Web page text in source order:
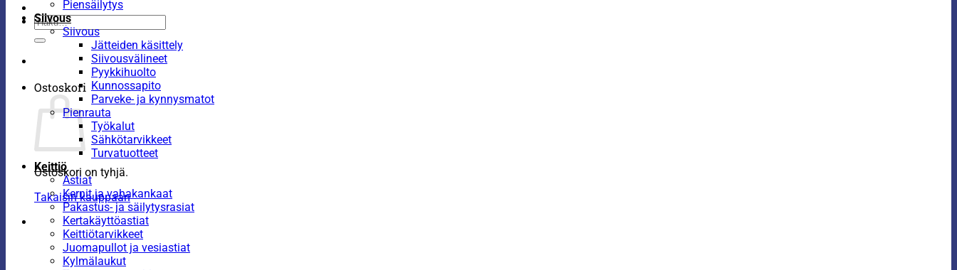
Etsi:
Ostoskori
Ostoskori on tyhjä.
Takaisin kauppaan
Piensäilytys
Siivous
Siivous
Jätteiden käsittely
Siivousvälineet
Pyykkihuolto
Kunnossapito
Parveke- ja kynnysmatot
Pienrauta
Työkalut
Sähkötarvikkeet
Turvatuotteet
Keittiö
Astiat
Kernit ja vahakankaat
Pakastus- ja säilytysrasiat
Kertakäyttöastiat
Keittiötarvikkeet
Juomapullot ja vesiastiat
Kylmälaukut